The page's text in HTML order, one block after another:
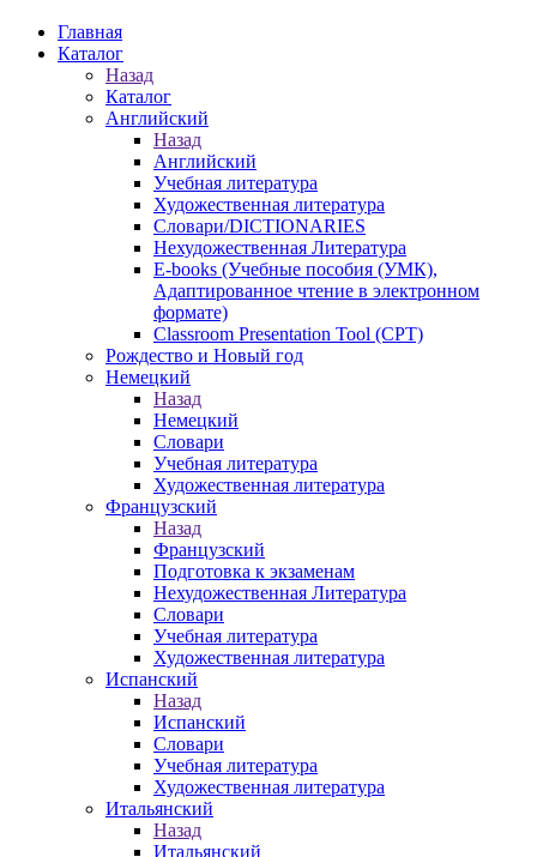
Главная
Каталог
Назад
Каталог
Английский
Назад
Английский
Учебная литература
Художественная литература
Словари/DICTIONARIES
Нехудожественная Литература
E-books (Учебные пособия (УМК),
Адаптированное чтение в электронном
формате)
Classroom Presentation Tool (CPT)
Рождество и Новый год
Немецкий
Назад
Немецкий
Словари
Учебная литература
Художественная литература
Французский
Назад
Французский
Подготовка к экзаменам
Нехудожественная Литература
Словари
Учебная литература
Художественная литература
Испанский
Назад
Испанский
Словари
Учебная литература
Художественная литература
Итальянский
Назад
Итальянский